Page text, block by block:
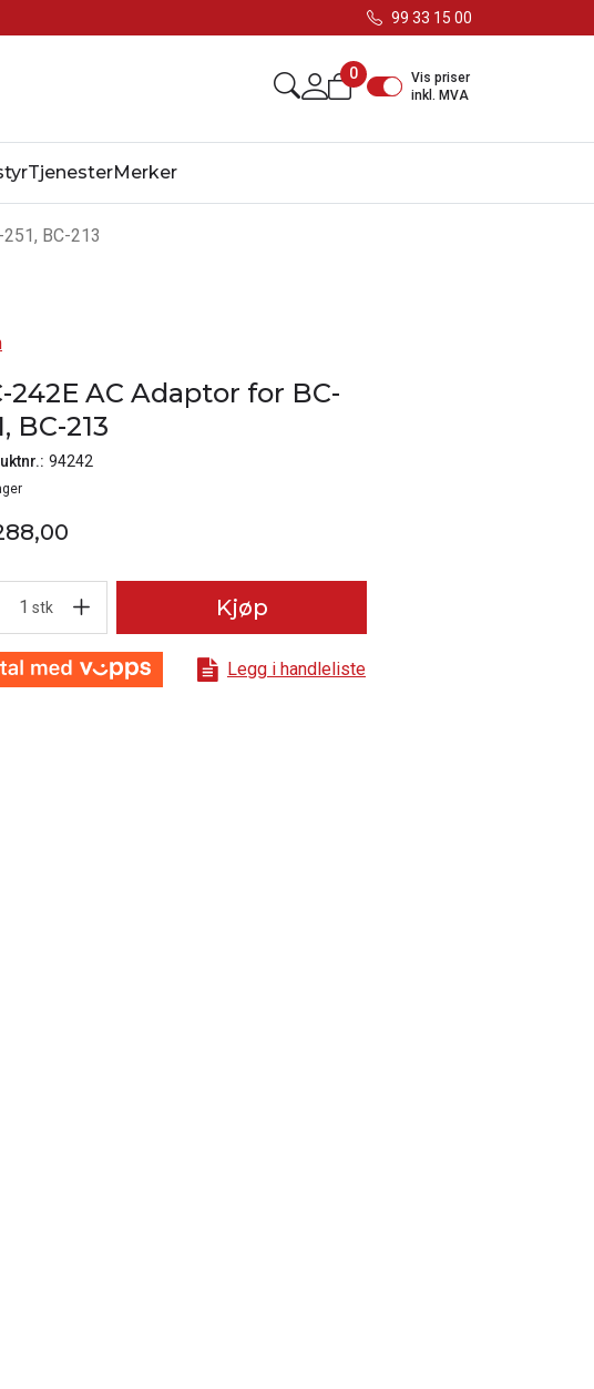
99 33 15 00
0
Vis priser
inkl. MVA
TjenesterMerker
BC-213
242E AC Adaptor for BC-
BC-213
94242
1 stk Kjøp
Legg i handleliste